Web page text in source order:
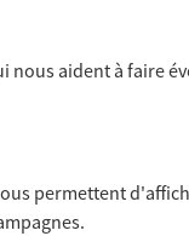
vos salariés.
nous aident à faire
permettent